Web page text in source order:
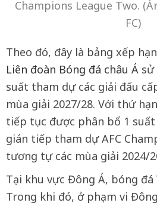
Champions League Two.
FC)
Theo đó, đây là bảng xếp
Liên đoàn Bóng đá châu Á sử
suất tham dự các giải đấu
mùa giải 2027/28. Với thứ
tiếp tục được phân bổ 1
gián tiếp tham dự AFC
tương tự các mùa giải 2024/
Tại khu vực Đông Á, bóng
Trong khi đó, ở phạm vi